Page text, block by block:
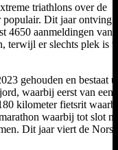
triathlons over de
populair. Dit jaar ontving
4650 aanmeldingen van
terwijl er slechts plek is
gehouden en bestaat
waarbij eerst van een
kilometer fietsrit
waarbij tot slot
Dit jaar viert de